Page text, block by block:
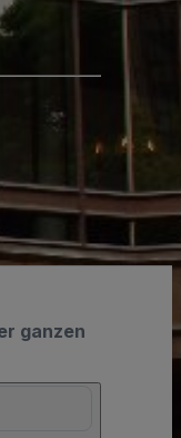
ganzen